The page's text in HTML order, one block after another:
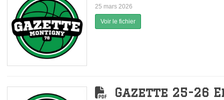
25 mars 2026
Voir le fichier
Gazette 25-26